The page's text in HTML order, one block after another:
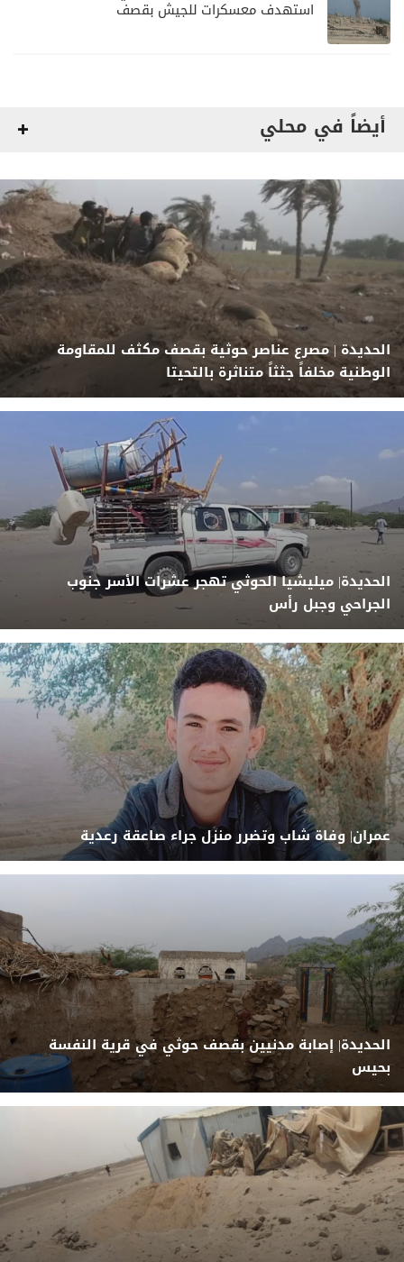
استهدف معسكرات للجيش بقصف
أيضاً في محلي
الحديدة | مصرع عناصر حوثية بقصف مكثف للمقاومة
الوطنية مخلفاً جثثاً متناثرة بالتحيتا
الحديدة| ميليشيا الحوثي تهجر عشرات الأسر جنوب
الجراحي وجبل رأس
عمران| وفاة شاب وتضرر منزل جراء صاعقة رعدية
الحديدة| إصابة مدنيين بقصف حوثي في قرية النفسة
بحيس